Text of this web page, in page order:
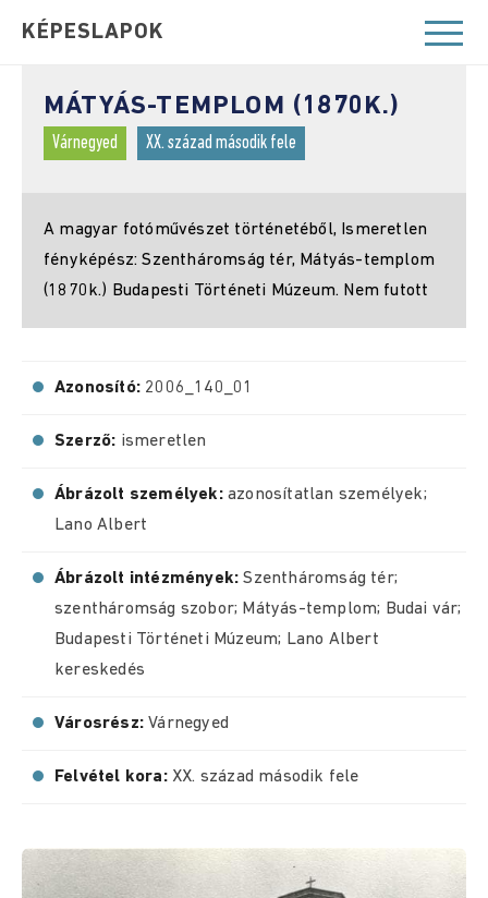
KÉPESLAPOK
MÁTYÁS-TEMPLOM (1870K.)
Várnegyed XX. század második fele
A magyar fotóművészet történetéből, Ismeretlen
fényképész: Szentháromság tér, Mátyás-templom
(1870k.) Budapesti Történeti Múzeum. Nem futott
Azonosító: 2006_140_01
Szerző: ismeretlen
Ábrázolt személyek: azonosítatlan személyek;
Lano Albert
Ábrázolt intézmények:Szentháromság tér;
szentháromság szobor; Mátyás-templom; Budai vár;
Budapesti Történeti Múzeum; Lano Albert
kereskedés
Városrész:Várnegyed
Felvétel kora: XX. század második fele